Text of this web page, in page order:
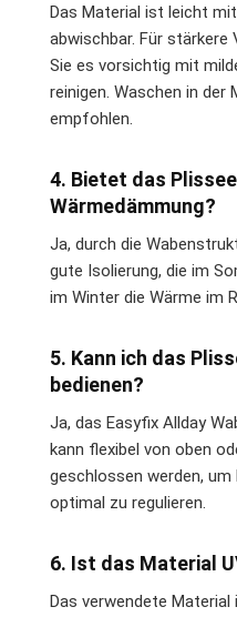
Das Material ist leicht
abwischbar. Für
Sie es vorsichtig mit
reinigen. Waschen in der
empfohlen.
4. Bietet das
Wärmedämmung?
Ja, durch die
gute Isolierung, die im
im Winter die Wärme im
5. Kann ich das
bedienen?
Ja, das Easyfix Allday
kann flexibel von oben
geschlossen werden,
optimal zu regulieren.
6. Ist das Material
Das verwendete